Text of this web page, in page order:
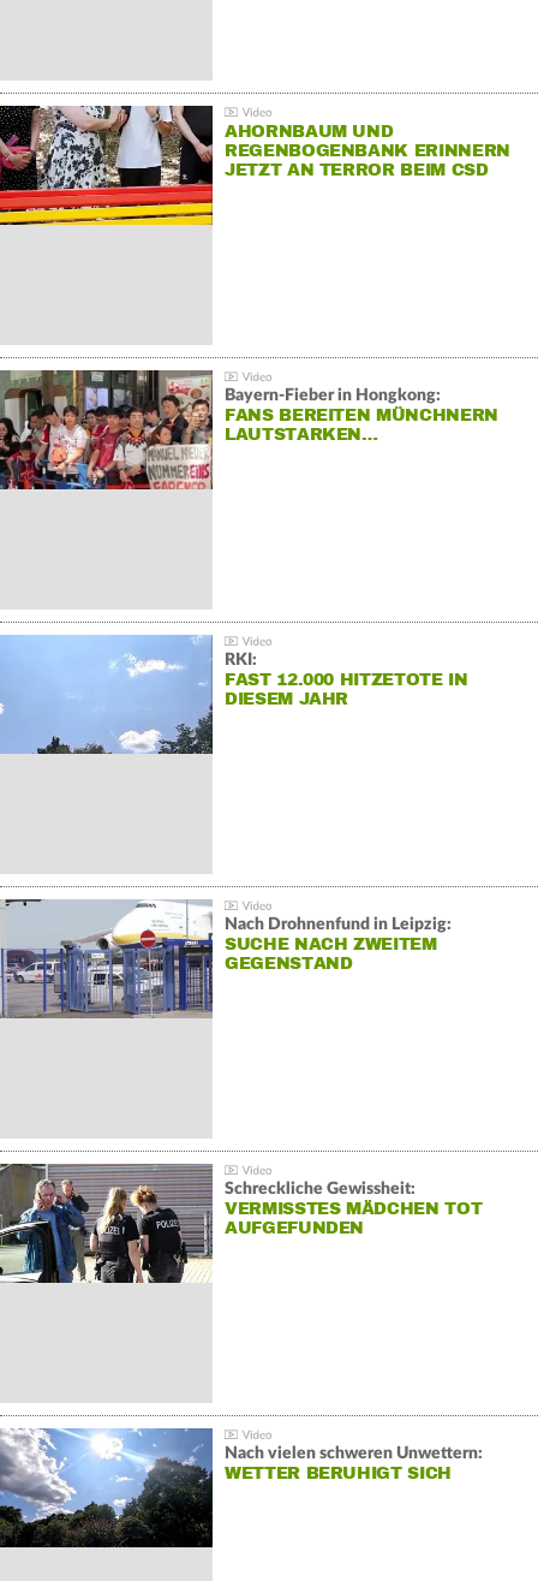
AHORNBAUM UND
REGENBOGENBANK ERINNERN
JETZT AN TERROR BEIM CSD
Bayern-Fieber in Hongkong:
FANS BEREITEN MÜNCHNERN
LAUTSTARKEN…
RKI:
FAST 12.000 HITZETOTE IN
DIESEM JAHR
Nach Drohnenfund in Leipzig:
SUCHE NACH ZWEITEM
GEGENSTAND
Schreckliche Gewissheit:
VERMISSTES MÄDCHEN TOT
AUFGEFUNDEN
Nach vielen schweren Unwettern:
WETTER BERUHIGT SICH